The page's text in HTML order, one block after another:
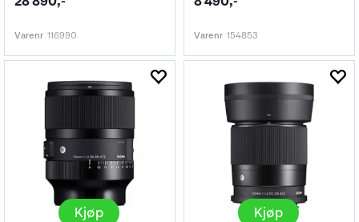
Varenr 116990 Varenr 154853
Kjøp Kjøp